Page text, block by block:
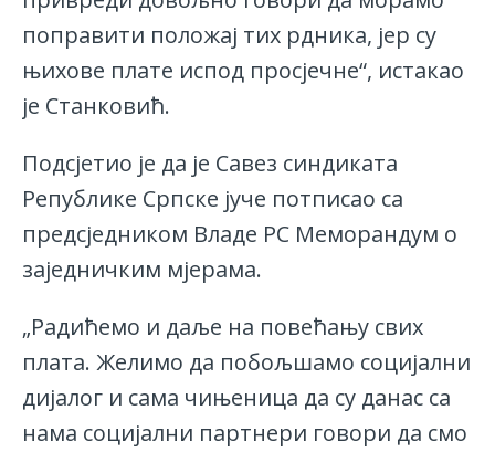
поправити положај тих рдника, јер су
њихове плате испод просјечне“, истакао
је Станковић.
Подсјетио је да је Савез синдиката
Републике Српске јуче потписао са
предсједником Владе РС Меморандум о
заједничким мјерама.
„Радићемо и даље на повећању свих
плата. Желимо да побољшамо социјални
дијалог и сама чињеница да су данас са
нама социјални партнери говори да смо